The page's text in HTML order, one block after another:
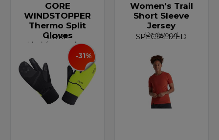
GORE
WINDSTOPPER
Thermo Split
Gloves
black/neon yellow
GORE
-31%
Women's Trail
Short Sleeve
Jersey
Redwood
SPECIALIZED